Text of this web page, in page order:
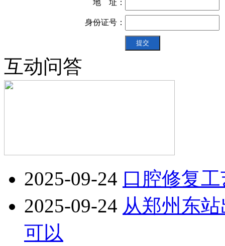
地 址：
身份证号：
互动问答
2025-09-24 口腔修复
2025-09-24 从郑州东
可以